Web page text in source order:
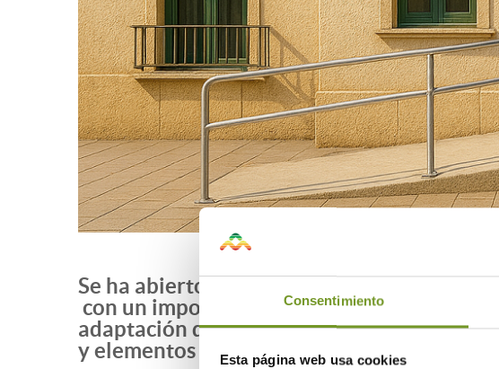
Consentimiento
Esta página web usa cookies
Se ha abierto el plazo de presentación de
con un importe de 4 millones de euros
adaptación de viviendas para personas
y elementos comunes de edificios